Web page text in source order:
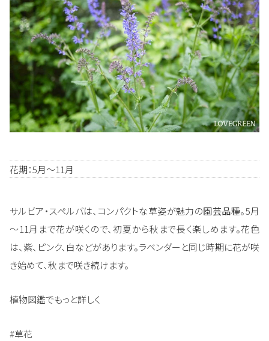
花期：5月～11月
サルビア・スペルバは、コンパクトな草姿が魅力の園芸品種。5月
～11月まで花が咲くので、初夏から秋まで長く楽しめます。花色
は、紫、ピンク、白などがあります。ラベンダーと同じ時期に花が咲
き始めて、秋まで咲き続けます。
植物図鑑でもっと詳しく
#草花